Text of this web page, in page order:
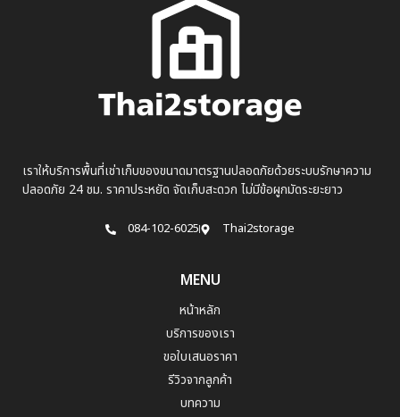
เราให้บริการพื้นที่เช่าเก็บของขนาดมาตรฐานปลอดภัยด้วยระบบรักษาความ
ปลอดภัย 24 ชม. ราคาประหยัด จัดเก็บสะดวก ไม่มีข้อผูกมัดระยะยาว
084-102-6025 Thai2storage
MENU
หน้าหลัก
บริการของเรา
ขอใบเสนอราคา
รีวิวจากลูกค้า
บทความ